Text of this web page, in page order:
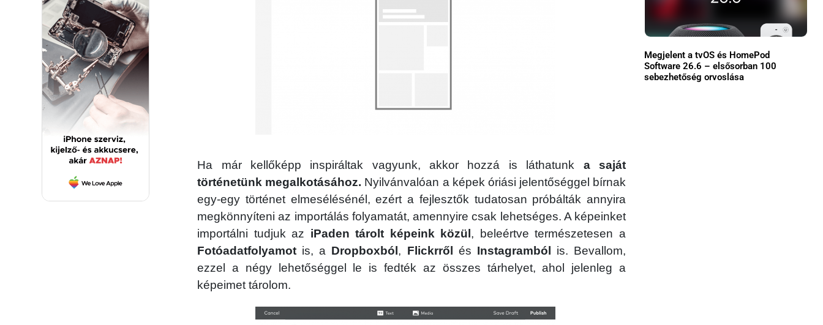
Ha már kellőképp inspiráltak vagyunk, akkor hozzá is láthatunk a saját
történetünk megalkotásához. Nyilvánvalóan a képek óriási jelentőséggel bírnak
egy-egy történet elmesélésénél, ezért a fejlesztők tudatosan próbálták annyira
megkönnyíteni az importálás folyamatát, amennyire csak lehetséges. A képeinket
importálni tudjuk az iPaden tárolt képeink közül , beleértve természetesen a
Fotóadatfolyamot is, a Dropboxból , Flickrről és Instagramból
is. Bevallom,
ezzel a négy lehetőséggel le is fedték az összes tárhelyet, ahol jelenleg a
képeimet tárolom.
Megjelent a tvOS és HomePod
Software 26.6 – elsősorban 100
sebezhetőség orvoslása
Használt Apple
Apple szerviz